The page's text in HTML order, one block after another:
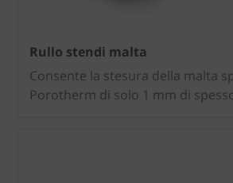
Rullo stendi malta
Consente la stesura della malta
Porotherm di solo 1 mm di